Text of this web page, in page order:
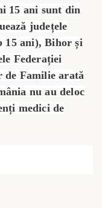
15 ani sunt din
județele
15 ani), Bihor și
Federației
de Familie arată
nu au deloc
medici de